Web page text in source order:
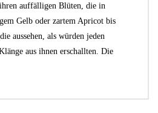
auffälligen Blüten, die in
Gelb oder zartem Apricot bis
aussehen, als würden jeden
aus ihnen erschallten. Die